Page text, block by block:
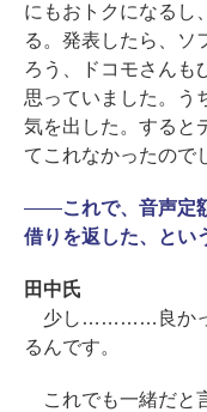
にもおトクになるし
る。発表したら、ソ
ろう、ドコモさんも
思っていました。う
気を出した。すると
てこれなかったので
――これで、音声定
借りを返した、とい
田中氏
少し…………良かっ
るんです。
これでも一緒だと